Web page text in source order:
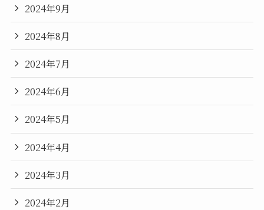
2024年9月
2024年8月
2024年7月
2024年6月
2024年5月
2024年4月
2024年3月
2024年2月